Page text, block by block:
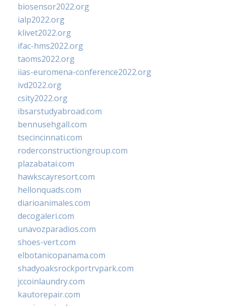
biosensor2022.org
ialp2022.org
klivet2022.org
ifac-hms2022.org
taoms2022.org
iias-euromena-conference2022.org
ivd2022.org
csity2022.org
ibsarstudyabroad.com
bennusehgall.com
tsecincinnati.com
roderconstructiongroup.com
plazabatai.com
hawkscayresort.com
hellonquads.com
diarioanimales.com
decogaleri.com
unavozparadios.com
shoes-vert.com
elbotanicopanama.com
shadyoaksrockportrvpark.com
jccoinlaundry.com
kautorepair.com